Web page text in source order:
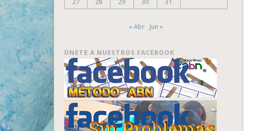
27
28 29 30 31
« Abr Jun »
ÚNETE A NUESTROS FACEBOOK